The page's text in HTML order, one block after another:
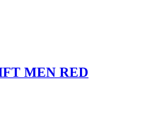
MEN RED